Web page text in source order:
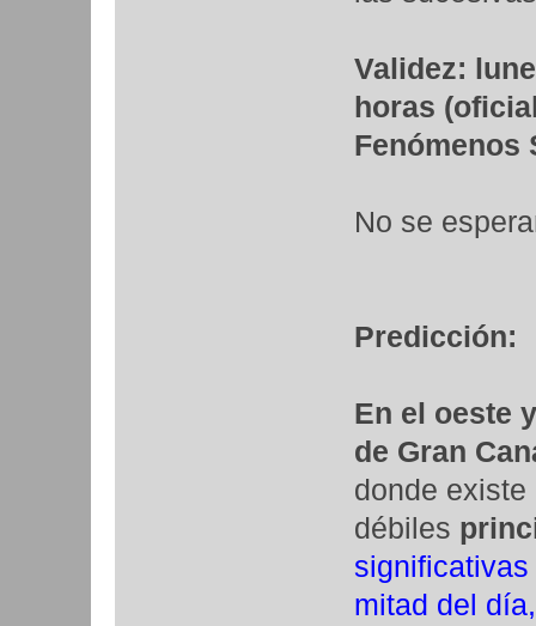
Validez:
horas
Fenómenos
No se
Predicción:
En el oeste
de Gran
donde existe
débiles
mitad del día,